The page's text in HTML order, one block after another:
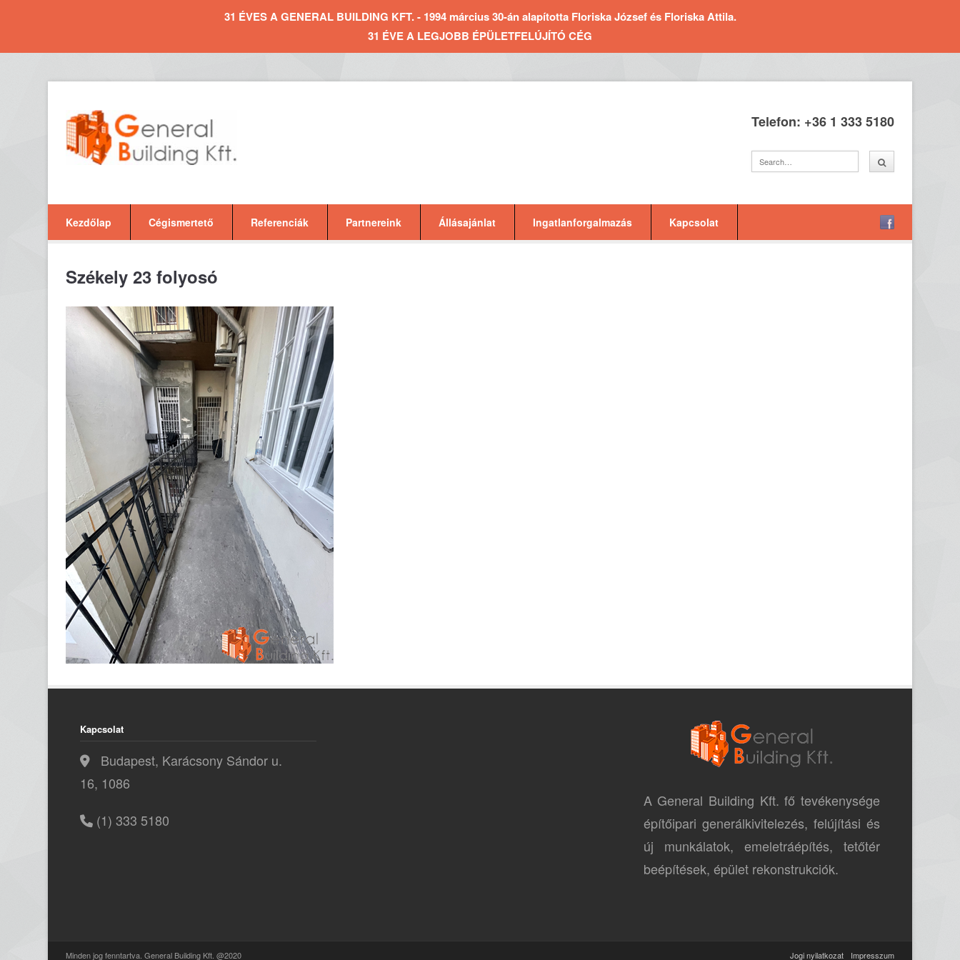
31 ÉVES A GENERAL BUILDING KFT. - 1994 március 30-án alapította Floriska József és Floriska Attila.
31 ÉVE A LEGJOBB ÉPÜLETFELÚJÍTÓ CÉG
Telefon: +36 1 333 5180
Kezdőlap Cégismertető Referenciák Partnereink Állásajánlat Ingatlanforgalmazás Kapcsolat
Székely 23 folyosó
Kapcsolat
Budapest, Karácsony Sándor u.
16, 1086
(1) 333 5180
A General Building Kft. fő tevékenysége
építőipari generálkivitelezés, felújítási és
új munkálatok, emeletráépítés, tetőtér
beépítések, épület rekonstrukciók.
Minden jog fenntartva. General Building Kft. @2020 Jogi nyilatkozat Impresszum